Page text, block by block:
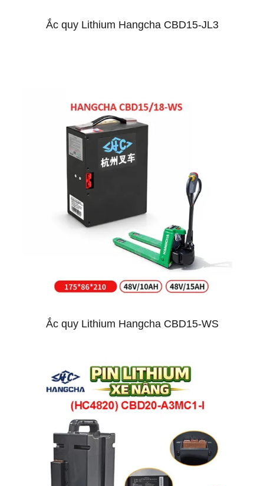
Ắc quy Lithium Hangcha CBD15-JL3
Ắc quy Lithium Hangcha CBD15-WS